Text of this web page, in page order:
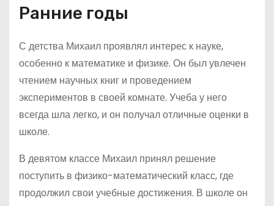
Ранние годы
С детства Михаил проявлял интерес к науке,
особенно к математике и физике. Он был увлечен
чтением научных книг и проведением
экспериментов в своей комнате. Учеба у него
всегда шла легко, и он получал отличные оценки в
школе.
В девятом классе Михаил принял решение
поступить в физико-математический класс, где
продолжил свои учебные достижения. В школе он